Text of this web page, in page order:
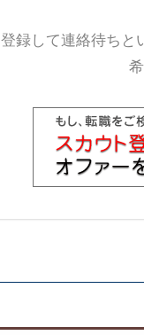
登録して連絡待ちと